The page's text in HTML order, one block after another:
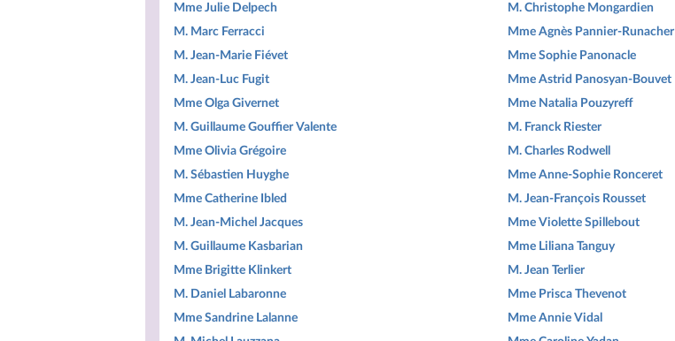
Mme Julie Delpech
M. Marc Ferracci
M. Jean-Marie Fiévet
M. Jean-Luc Fugit
Mme Olga Givernet
M. Guillaume Gouffier Valente
Mme Olivia Grégoire
M. Sébastien Huyghe
Mme Catherine Ibled
M. Jean-Michel Jacques
M. Guillaume Kasbarian
Mme Brigitte Klinkert
M. Daniel Labaronne
Mme Sandrine Lalanne
M. Christophe Mongardien
Mme Agnès Pannier-Runacher
Mme Sophie Panonacle
Mme Astrid Panosyan-Bouvet
Mme Natalia Pouzyreff
M. Franck Riester
M. Charles Rodwell
Mme Anne-Sophie Ronceret
M. Jean-François Rousset
Mme Violette Spillebout
Mme Liliana Tanguy
M. Jean Terlier
Mme Prisca Thevenot
Mme Annie Vidal